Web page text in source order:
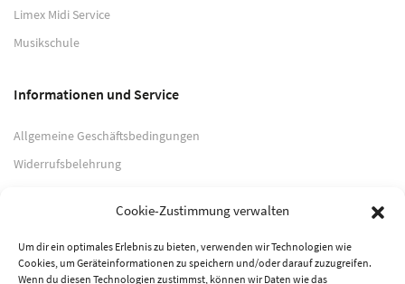
Cookie-Zustimmung verwalten
Um dir ein optimales Erlebnis zu bieten, verwenden wir Technologien wie
Cookies, um Geräteinformationen zu speichern und/oder darauf zuzugreifen.
Wenn du diesen Technologien zustimmst, können wir Daten wie das
Limex Midi Service
Musikschule
Informationen und Service
Allgemeine Geschäftsbedingungen
Widerrufsbelehrung
Datenschutzerklärung
Zahlungsarten